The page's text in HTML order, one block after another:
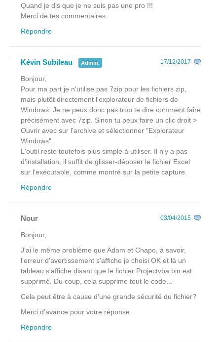
Quand je dis que je ne suis pas une pro !!!
Merci de tes commentaires.
Répondre
Kévin Subileau Admin. 17/12/2017
Bonjour,
Pour ma part je n'utilise pas 7zip pour les fichiers zip,
mais plutôt directement l'explorateur de fichiers de
Windows. Je ne peux donc pas trop te dire comment faire
précisément avec 7zip. Sinon tu peux faire un clic droit >
Ouvrir avec sur l'archive et sélectionner "Explorateur
Windows".
L'outil reste toutefois plus simple à utiliser. Il n'y a pas
d'installation, il suffit de glisser-déposer le fichier Excel
sur l'exécutable, comme montré sur la petite capture.
Répondre
Nour 03/04/2015
Bonjour,
J'ai le même problème que Adam et Chapo, à savoir,
l'erreur d'avertissement s'affiche je choisi OK et là un
tableau s'affiche disant que le fichier Projectvba.bin est
supprimé. Du coup, cela supprime tout le code...
Cela peut être à cause d'une grande sécurité du fichier?
Merci d'avance pour votre réponse.
Répondre